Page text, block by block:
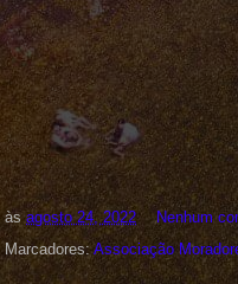
àsagosto 24, 2022
Nenhum
Marcadores:Associação